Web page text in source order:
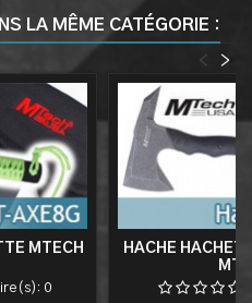
LA MÊME CATÉGORIE :
>
<
MTECH
0
HACHE